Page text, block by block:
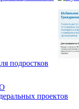
проектов